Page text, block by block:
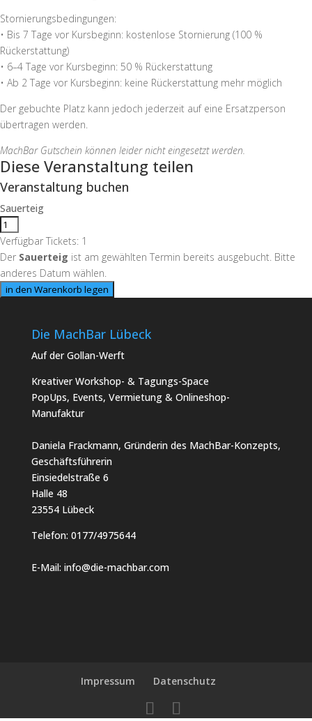
Stornierungsbedingungen:
• Bis 7 Tage vor Kursbeginn: kostenlose Stornierung (100 %
Rückerstattung)
• 6–4 Tage vor Kursbeginn: 50 % Rückerstattung
• Ab 2 Tage vor Kursbeginn: keine Rückerstattung mehr möglich
Der gebuchte Platz kann jedoch jederzeit auf eine Ersatzperson
übertragen werden.
MachBar Gutschein können leider nicht eingesetzt werden.
Diese Veranstaltung teilen
Veranstaltung buchen
Sauerteig
Verfügbar Tickets: 1
Der Sauerteig ist am gewählten Termin bereits ausgebucht. Bitte
anderes Datum wählen.
in den Warenkorb legen
Die MachBar Lübeck
Auf der Gollan-Werft
Kreativer Workshop- & Tagungs-Space
PopUps, Events, Vermietung & Onlineshop-
Manufaktur
Daniela Frackmann, Gründerin des MachBar-Konzepts,
Geschäftsführerin
Einsiedelstraße 6
Halle 48
23554 Lübeck
Telefon: 0177/4975644
E-Mail: info@die-machbar.com
Impressum Datenschutz